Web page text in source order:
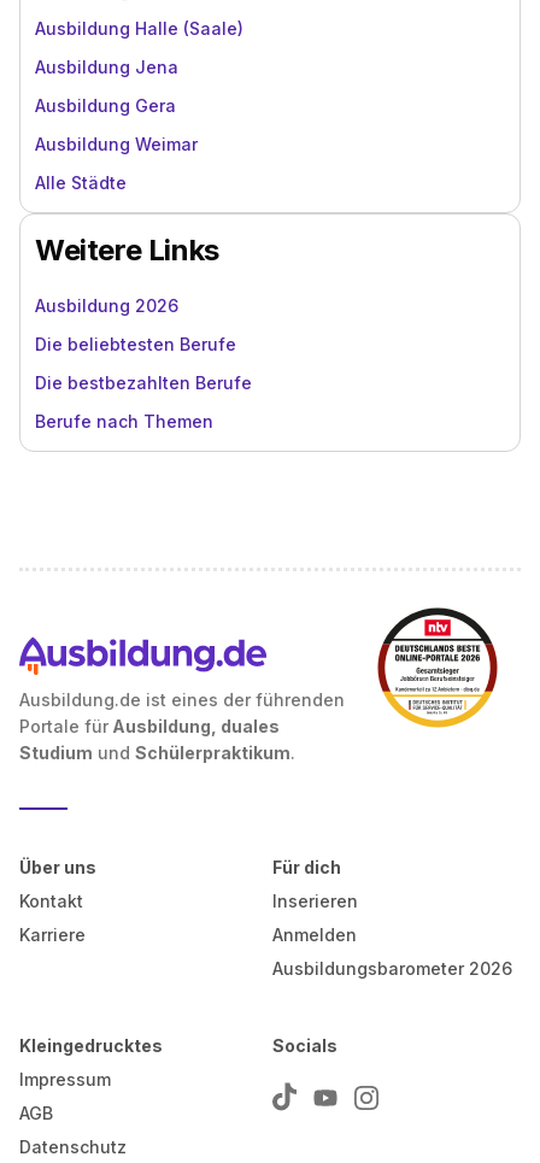
Ausbildung Halle (Saale)
Ausbildung Jena
Ausbildung Gera
Ausbildung Weimar
Alle Städte
Weitere Links
Ausbildung 2026
Die beliebtesten Berufe
Die bestbezahlten Berufe
Berufe nach Themen
Ausbildung.de ist eines der führenden
Portale für Ausbildung, duales
Studium und Schülerpraktikum.
Über uns
Kontakt
Karriere
Für dich
Inserieren
Anmelden
Ausbildungsbarometer 2026
Kleingedrucktes
Impressum
AGB
Datenschutz
Socials